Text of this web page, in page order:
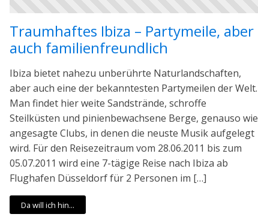
Traumhaftes Ibiza – Partymeile, aber
auch familienfreundlich
Ibiza bietet nahezu unberührte Naturlandschaften,
aber auch eine der bekanntesten Partymeilen der Welt.
Man findet hier weite Sandstrände, schroffe
Steilküsten und pinienbewachsene Berge, genauso wie
angesagte Clubs, in denen die neuste Musik aufgelegt
wird. Für den Reisezeitraum vom 28.06.2011 bis zum
05.07.2011 wird eine 7-tägige Reise nach Ibiza ab
Flughafen Düsseldorf für 2 Personen im […]
Da will ich hin...